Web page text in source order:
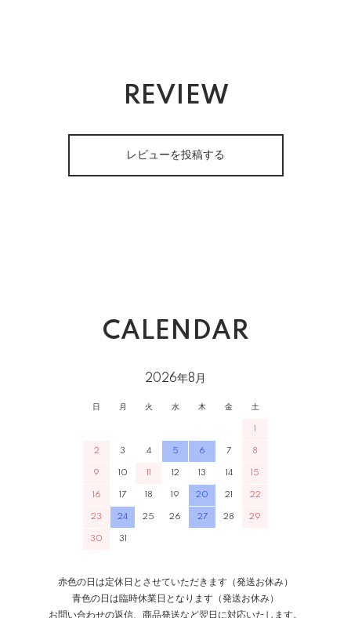
REVIEW
レビューを投稿する
CALENDAR
2026年8月
日 月 火 水 木 金 土
1
2 3 4 5 6 7 8
9 10 11 12 13 14 15
16 17 18 19 20 21 22
23 24 25 26 27 28 29
30 31
赤色の日は定休日とさせていただきます（発送お休み）
青色の日は臨時休業日となります（発送お休み）
お問い合わせの返信、商品発送など翌日に対応いたします。